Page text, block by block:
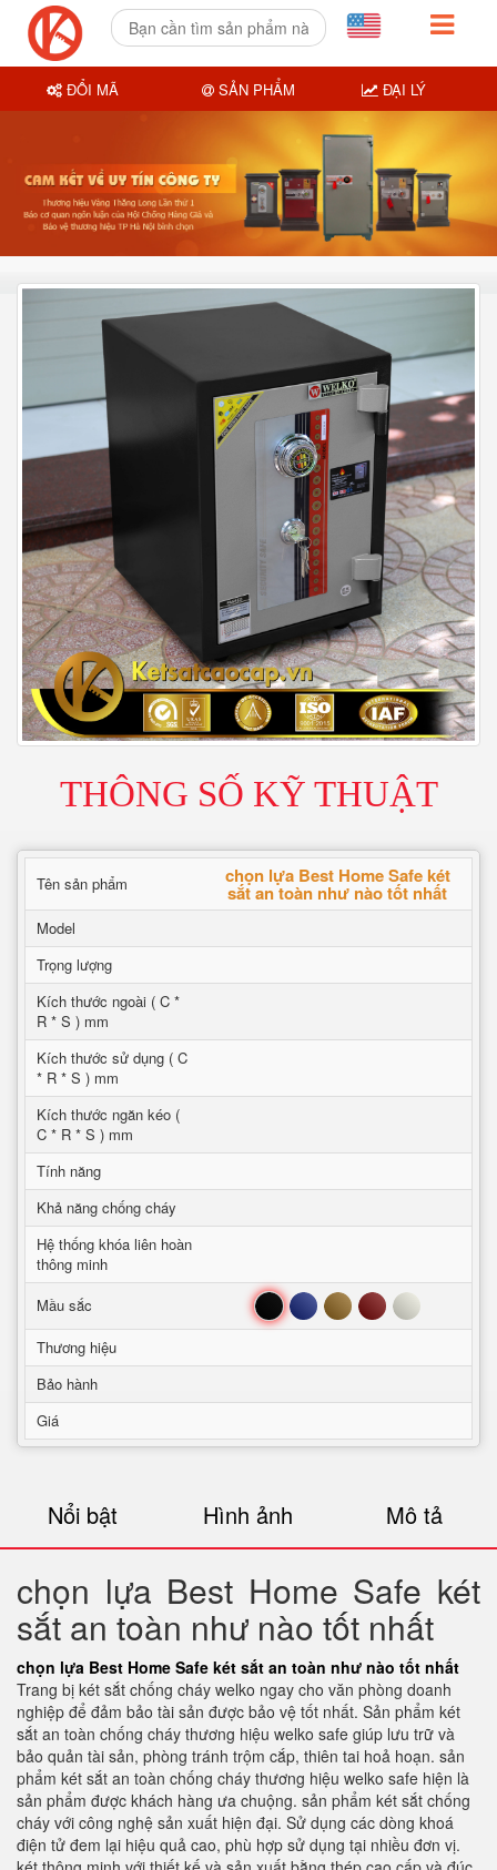
THÔNG SỐ KỸ THUẬT
Tên sản phẩm chọn lựa Best Home Safe két
sắt an toàn như nào tốt nhất
Model
Trọng lượng
Kích thước ngoài ( C *
R * S ) mm
Kích thước sử dụng ( C
* R * S ) mm
Kích thước ngăn kéo (
C * R * S ) mm
Tính năng
Khả năng chống cháy
Hệ thống khóa liên hoàn
thông minh
Mầu sắc
Đen Xanh Nâu Đỏ Trắng
Thương hiệu
Bảo hành
Giá
Nổi bật Hình ảnh Mô tả
chọn lựa Best Home Safe két
sắt an toàn như nào tốt nhất
chọn lựa Best Home Safe két sắt an toàn như nào tốt nhất
Trang bị két sắt chống cháy welko ngay cho văn phòng doanh
nghiệp để đảm bảo tài sản được bảo vệ tốt nhất. Sản phẩm két
sắt an toàn chống cháy thương hiệu welko safe giúp lưu trữ và
bảo quản tài sản, phòng tránh trộm cắp, thiên tai hoả hoạn. sản
phẩm két sắt an toàn chống cháy thương hiệu welko safe hiện là
sản phẩm được khách hàng ưa chuộng. sản phẩm két sắt chống
cháy với công nghệ sản xuất hiện đại. Sử dụng các dòng khoá
điện tử đem lại hiệu quả cao, phù hợp sử dụng tại nhiều đơn vị.
ĐỔI MÃ SẢN PHẨM ĐẠI LÝ